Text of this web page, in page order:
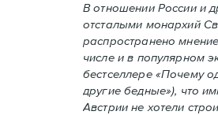
В отношении России и
отсталыми монархий
распространено
числе и в популярном
бестселлере «Почему
другие бедные»), что
Австрии не хотели